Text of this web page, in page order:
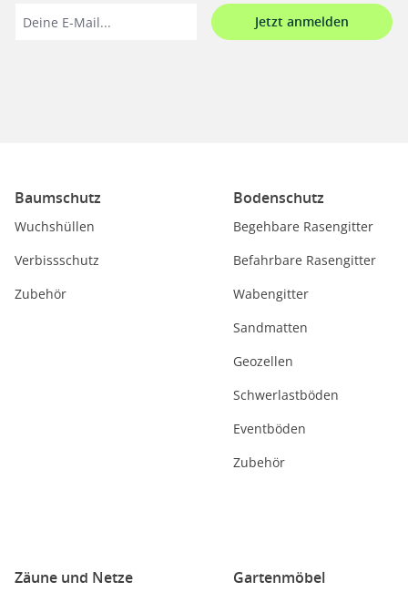
Jetzt anmelden
Baumschutz
Wuchshüllen
Verbissschutz
Zubehör
Bodenschutz
Begehbare Rasengitter
Befahrbare Rasengitter
Wabengitter
Sandmatten
Geozellen
Schwerlastböden
Eventböden
Zubehör
Zäune und Netze Gartenmöbel